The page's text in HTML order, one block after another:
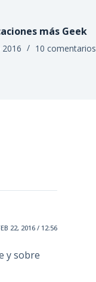
más Geek
10 comentarios
22, 2016 / 12:56
y sobre